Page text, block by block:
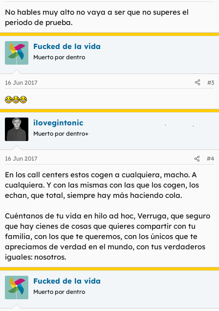
No hables muy alto no vaya a ser que no superes el
periodo de prueba.
Fucked de la vida
Muerto por dentro
16 Jun 2017 #3
ilovegintonic
Muerto por dentro+
16 Jun 2017 #4
En los call centers estos cogen a cualquiera, macho. A
cualquiera. Y con las mismas con las que los cogen, los
echan, que total, siempre hay más haciendo cola.
Cuéntanos de tu vida en hilo ad hoc, Verruga, que seguro
que hay cienes de cosas que quieres compartir con tu
familia, con los que te queremos, con los únicos que te
apreciamos de verdad en el mundo, con tus verdaderos
iguales: nosotros.
Fucked de la vida
Muerto por dentro